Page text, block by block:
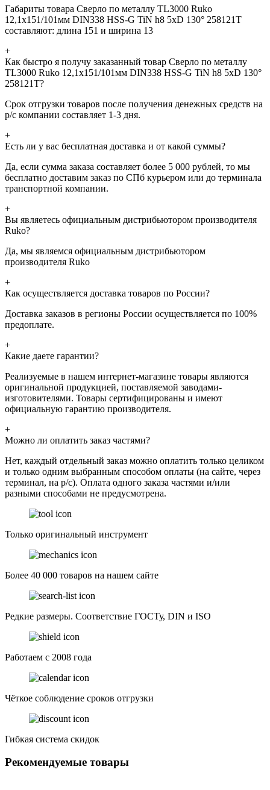
Габариты товара Сверло по металлу TL3000 Ruko
12,1x151/101мм DIN338 HSS-G TiN h8 5xD 130° 258121T
составляют: длина 151 и ширина 13
+
Как быстро я получу заказанный товар Сверло по металлу
TL3000 Ruko 12,1x151/101мм DIN338 HSS-G TiN h8 5xD 130°
258121T?
Срок отгрузки товаров после получения денежных средств на
р/с компании составляет 1-3 дня.
+
Есть ли у вас бесплатная доставка и от какой суммы?
Да, если сумма заказа составляет более 5 000 рублей, то мы
бесплатно доставим заказ по СПб курьером или до терминала
транспортной компании.
+
Вы являетесь официальным дистрибьютором производителя
Ruko?
Да, мы являемся официальным дистрибьютором
производителя Ruko
+
Как осуществляется доставка товаров по России?
Доставка заказов в регионы России осуществляется по 100%
предоплате.
+
Какие даете гарантии?
Реализуемые в нашем интернет-магазине товары являются
оригинальной продукцией, поставляемой заводами-
изготовителями. Товары сертифицированы и имеют
официальную гарантию производителя.
+
Можно ли оплатить заказ частями?
Нет, каждый отдельный заказ можно оплатить только целиком
и только одним выбранным способом оплаты (на сайте, через
терминал, на р/с). Оплата одного заказа частями и/или
разными способами не предусмотрена.
Только оригинальный инструмент
Более 40 000 товаров на нашем сайте
Редкие размеры. Соответствие ГОСТу, DIN и ISO
Работаем с 2008 года
Чёткое соблюдение сроков отгрузки
Гибкая система скидок
Рекомендуемые товары